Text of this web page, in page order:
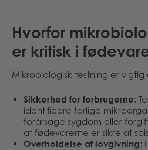
Hvorfor
er kritisk i
Mikrobiologisk testning er
Sikkerhed for forbrugerne:
identificere farlige
forårsage sygdom eller
at fødevarerne er sikre at
Overholdelse af lovgivning: